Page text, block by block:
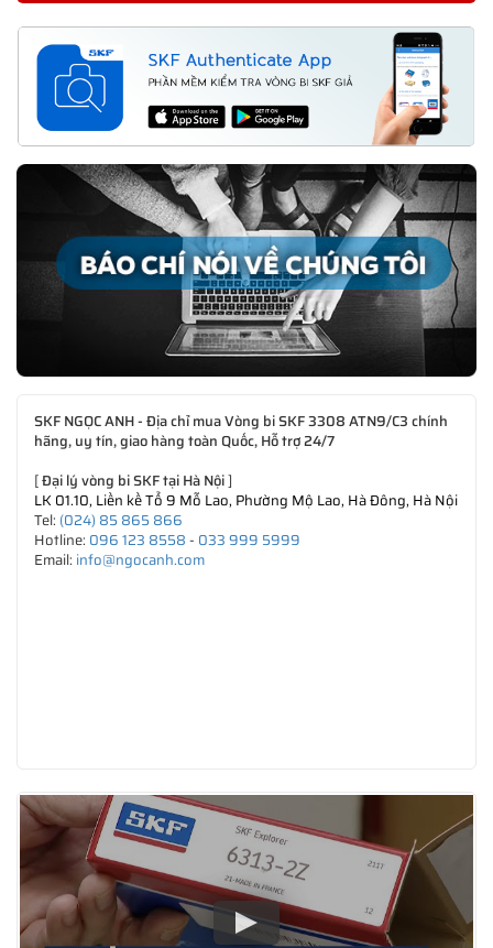
SKF NGỌC ANH - Địa chỉ mua Vòng bi SKF 3308 ATN9/C3 chính
hãng, uy tín, giao hàng toàn Quốc, Hỗ trợ 24/7
[Đại lý vòng bi SKF tại Hà Nội]
LK 01.10, Liền kề Tổ 9 Mỗ Lao, Phường Mộ Lao, Hà Đông, Hà Nội
Tel: (024) 85 865 866
Hotline: 096 123 8558- 033 999 5999
Email: info@ngocanh.com